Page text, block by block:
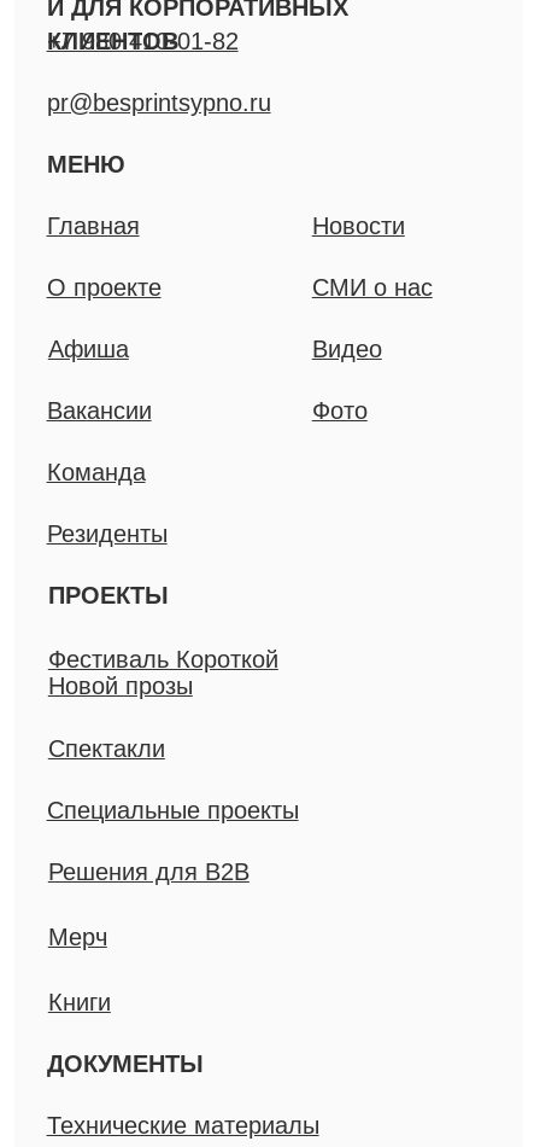
Все права защищены, 2025
ИП Приц А.П.
ОГРНИП 319774600498570
Фестиваль Короткой
Новой прозы
Книги
Мерч
ДОКУМЕНТЫ